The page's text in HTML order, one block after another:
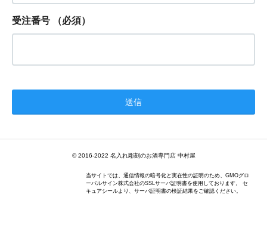
受注番号 （必須）
© 2016-2022 名入れ彫刻のお酒専門店 中村屋
当サイトでは、通信情報の暗号化と実在性の証明のため、GMOグロ
ーバルサイン株式会社のSSLサーバ証明書を使用しております。 セ
キュアシールより、サーバ証明書の検証結果をご確認ください。